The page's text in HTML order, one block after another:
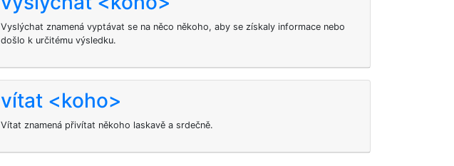
Vyslýchat znamená vyptávat se na něco někoho, aby se získaly informace nebo
došlo k určitému výsledku.
vítat <koho>
Vítat znamená přivítat někoho laskavě a srdečně.